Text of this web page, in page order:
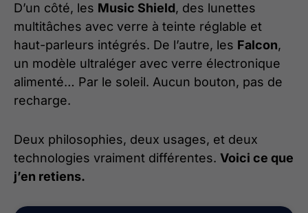
D’un côté, les Music Shield, des lunettes
multitâches avec verre à teinte réglable et
haut-parleurs intégrés. De l’autre, les Falcon,
un modèle ultraléger avec verre électronique
alimenté… Par le soleil. Aucun bouton, pas de
recharge.
Deux philosophies, deux usages, et deux
technologies vraiment différentes. Voici ce que
j’en retiens.